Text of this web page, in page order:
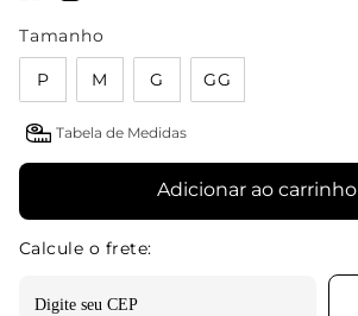
Tamanho
P M G GG
Tabela de Medidas
Adicionar ao carrinho